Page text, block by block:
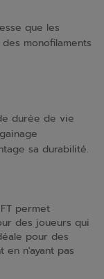
que les
monofilaments
durée de vie
sa durabilité.
permet
des joueurs qui
pour des
en n'ayant pas